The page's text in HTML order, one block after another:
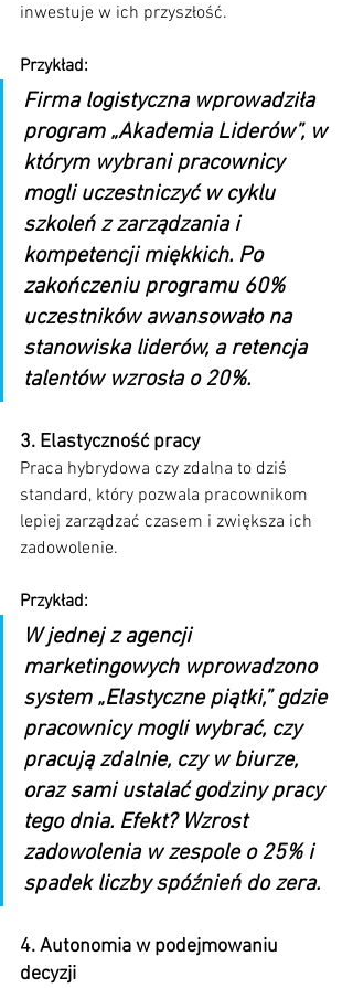
inwestuje w ich przyszłość.
Przykład:
Firma logistyczna wprowadziła
program „Akademia Liderów”, w
którym wybrani pracownicy
mogli uczestniczyć w cyklu
szkoleń z zarządzania i
kompetencji miękkich. Po
zakończeniu programu 60%
uczestników awansowało na
stanowiska liderów, a retencja
talentów wzrosła o 20%.
3. Elastyczność pracy
Praca hybrydowa czy zdalna to dziś
standard, który pozwala pracownikom
lepiej zarządzać czasem i zwiększa ich
zadowolenie.
Przykład:
W jednej z agencji
marketingowych wprowadzono
system „Elastyczne piątki,” gdzie
pracownicy mogli wybrać, czy
pracują zdalnie, czy w biurze,
oraz sami ustalać godziny pracy
tego dnia. Efekt? Wzrost
zadowolenia w zespole o 25% i
spadek liczby spóźnień do zera.
4. Autonomia w podejmowaniu
decyzji